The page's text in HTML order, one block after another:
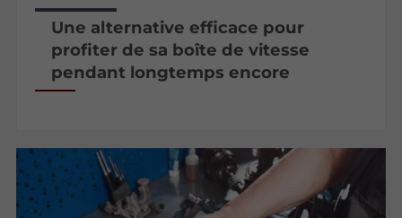
Une alternative efficace pour
profiter de sa boîte de vitesse
pendant longtemps encore